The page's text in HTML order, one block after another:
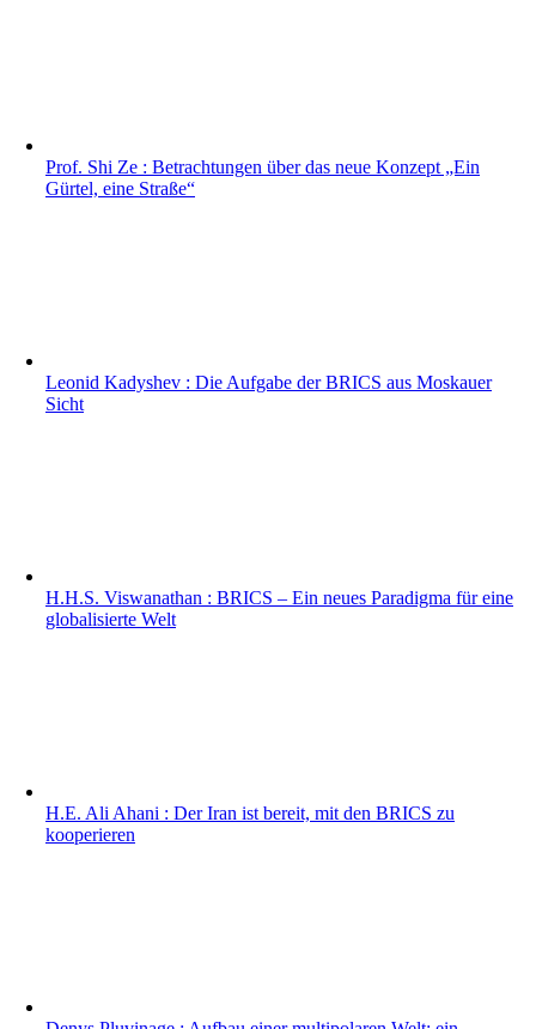
Prof. Shi Ze : Betrachtungen über das neue Konzept „Ein
Gürtel, eine Straße“
Leonid Kadyshev : Die Aufgabe der BRICS aus Moskauer
Sicht
H.H.S. Viswanathan : BRICS – Ein neues Paradigma für eine
globalisierte Welt
H.E. Ali Ahani : Der Iran ist bereit, mit den BRICS zu
kooperieren